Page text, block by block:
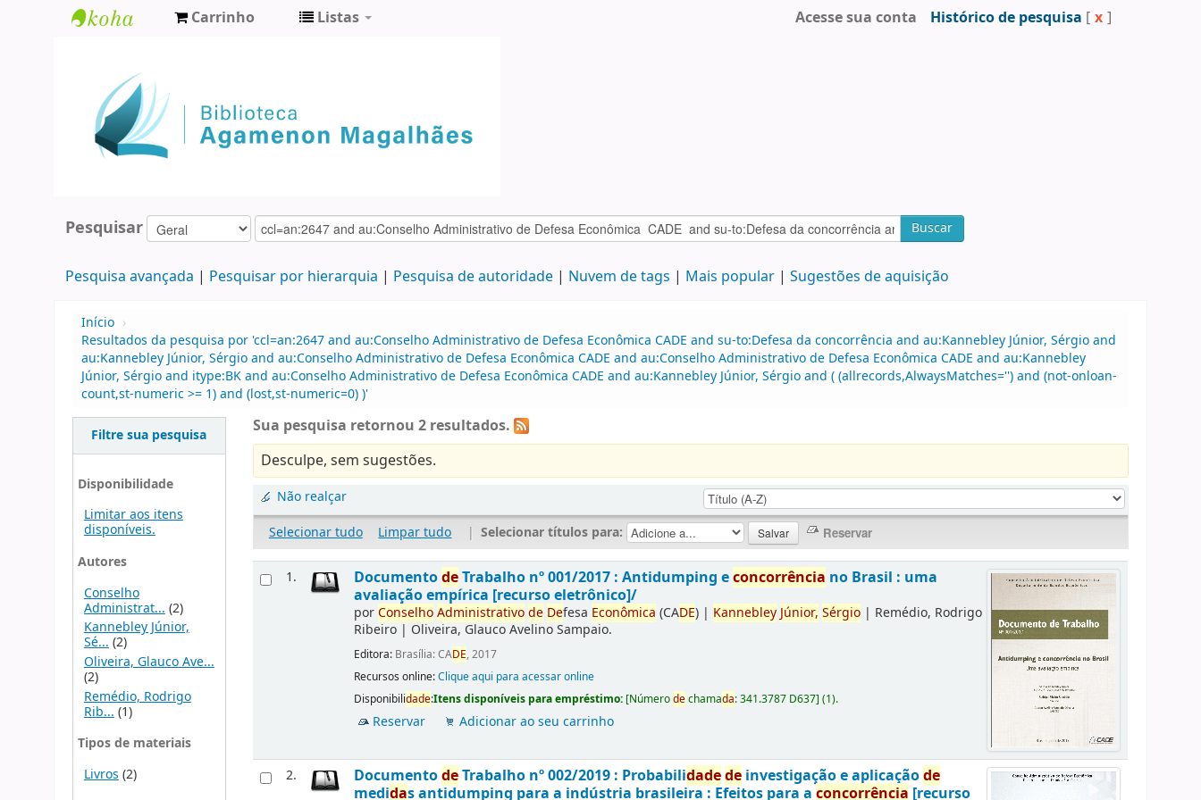
Agamenon
Magalhães
Carrinho Listas Acesse sua conta Histórico de pesquisa [ x ]
Pesquisar Buscar
Pesquisa avançada Pesquisar por hierarquia Pesquisa de autoridade Nuvem de tags Mais popular Sugestões de aquisição
Início ›
Resultados da pesquisa por 'ccl=an:2647 and au:Conselho Administrativo de Defesa Econômica CADE and su-to:Defesa da concorrência and au:Kannebley Júnior, Sérgio and
au:Kannebley Júnior, Sérgio and au:Conselho Administrativo de Defesa Econômica CADE and au:Conselho Administrativo de Defesa Econômica CADE and au:Kannebley
Júnior, Sérgio and itype:BK and au:Conselho Administrativo de Defesa Econômica CADE and au:Kannebley Júnior, Sérgio and ( (allrecords,AlwaysMatches='') and (not-onloan-
count,st-numeric >= 1) and (lost,st-numeric=0) )'
Filtre sua pesquisa
Disponibilidade
Limitar aos itens
disponíveis.
Autores
Conselho
Administrat... (2)
Kannebley Júnior,
Sé...(2)
Oliveira, Glauco Ave...
(2)
Remédio, Rodrigo
Rib... (1)
Tipos de materiais
Livros (2)
Sua pesquisa retornou 2 resultados.
Desculpe, sem sugestões.
Não realçar
Selecionar tudo
Limpar tudo | Selecionar títulos para:
1. DocumentodeTrabalho nº 001/2017 : Antidumping econcorrência no Brasil : uma
avaliação empírica [recurso eletrônico]/
porConselhoAdministrativode Defesa Econômica (CADE) | KannebleyJúnior, Sérgio | Remédio, Rodrigo
Ribeiro | Oliveira, Glauco Avelino Sampaio.
Editora: Brasília: CADE, 2017
Recursos online:Clique aqui para acessar online
Disponibilidade:Itens disponíveis para empréstimo: [Númerodechamada:341.3787 D637](1).
Reservar Adicionar ao seu carrinho
2. DocumentodeTrabalho nº 002/2019 : Probabilidadede investigação e aplicaçãode
medidas antidumping para a indústria brasileira : Efeitos para aconcorrência [recurso